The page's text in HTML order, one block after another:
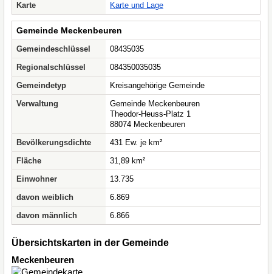
Karte
Karte und Lage
Gemeinde Meckenbeuren
Gemeindeschlüssel
08435035
Regionalschlüssel
084350035035
Gemeindetyp
Kreisangehörige Gemeinde
Verwaltung
Gemeinde Meckenbeuren
Theodor-Heuss-Platz 1
88074 Meckenbeuren
Bevölkerungsdichte
431 Ew. je km²
Fläche
31,89 km²
Einwohner
13.735
davon weiblich
6.869
davon männlich
6.866
Übersichtskarten in der Gemeinde
Meckenbeuren